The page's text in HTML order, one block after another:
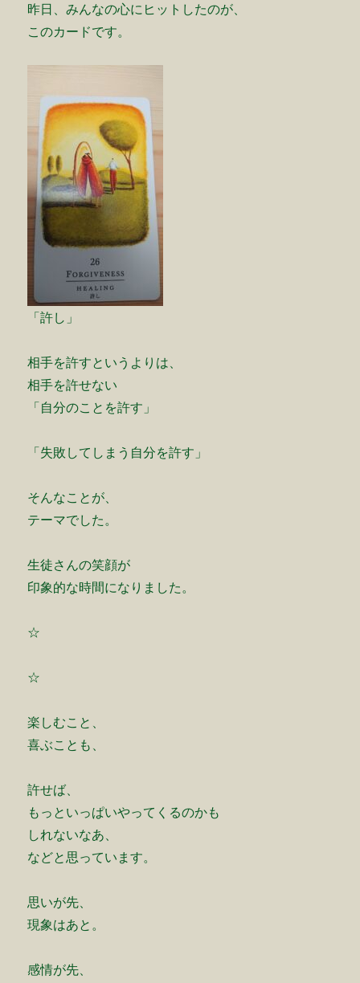
昨日、みんなの心にヒットしたのが、
このカードです。
「許し」
相手を許すというよりは、
相手を許せない
「自分のことを許す」
「失敗してしまう自分を許す」
そんなことが、
テーマでした。
生徒さんの笑顔が
印象的な時間になりました。
☆
☆
楽しむこと、
喜ぶことも、
許せば、
もっといっぱいやってくるのかも
しれないなあ、
などと思っています。
思いが先、
現象はあと。
感情が先、